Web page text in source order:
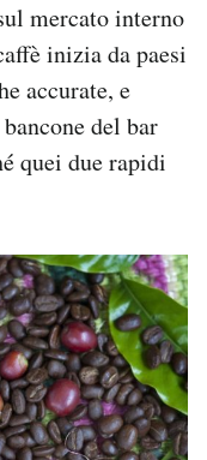
mercato interno
inizia da paesi
accurate, e
del bar
quei due rapidi